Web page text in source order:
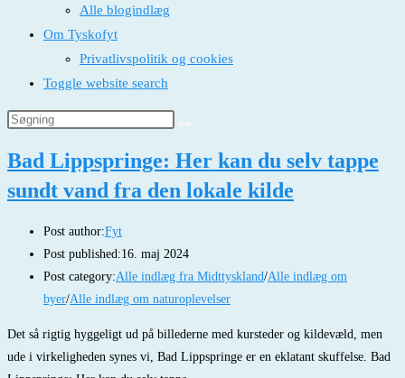
Alle blogindlæg
Om Tyskofyt
Privatlivspolitik og cookies
Toggle website search
Bad Lippspringe: Her kan du selv tappe
sundt vand fra den lokale kilde
Post author:Fyt
Post published:16. maj 2024
Post category:Alle indlæg fra Midttyskland/Alle indlæg om
byer/Alle indlæg om naturoplevelser
Det så rigtig hyggeligt ud på billederne med kursteder og kildevæld, men
ude i virkeligheden synes vi, Bad Lippspringe er en eklatant skuffelse. Bad